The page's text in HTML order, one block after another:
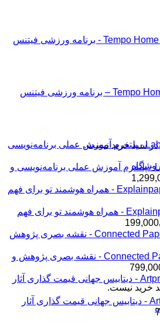
سبد خرید نیست.
خرید نیست.
اکانت پرمیوم LabEx - پلتفرم آموزش عملی برنامه‌نویسی و
اکانت پرمیوم Explainpaper - همراه هوشمند تو برای فهم
199,000
اکانت پرمیوم Connected Papers - نقشه بصری پژوهش و
اکانت پرمیوم Artprice - دیتابیس جهانی قیمت ‌گذاری آثار